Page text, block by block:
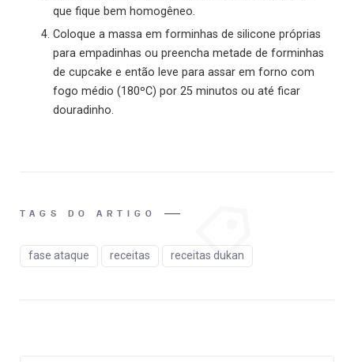
que fique bem homogêneo.
Coloque a massa em forminhas de silicone próprias
para empadinhas ou preencha metade de forminhas
de cupcake e então leve para assar em forno com
fogo médio (180ºC) por 25 minutos ou até ficar
douradinho.
TAGS DO ARTIGO
fase ataque receitas receitas dukan